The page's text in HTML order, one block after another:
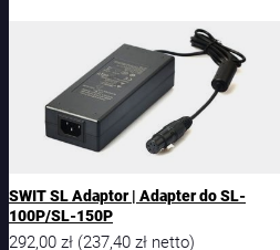
SWIT SL Adaptor | Adapter do SL-
100P/SL-150P
292,00 zł (237,40 zł netto)